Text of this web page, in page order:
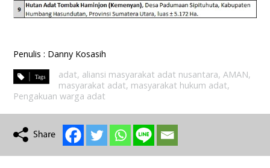
Penulis : Danny Kosasih
adat, aliansi masyarakat adat nusantara,AMAN,
masyarakat adat, masyarakat hukum adat,
Pengakuan warga adat